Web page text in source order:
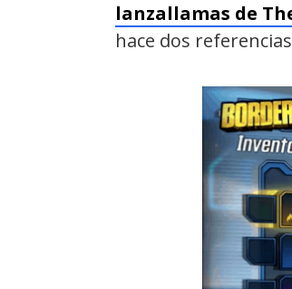
lanzallamas de
hace dos